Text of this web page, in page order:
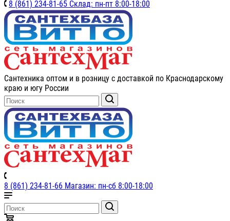
8 (861) 234-81-65 Склад: пн-пт 8:00-18:00
Сантехника оптом и в розницу с доставкой по Краснодарскому
краю и югу России
8 (861) 234-81-66 Магазин: пн-сб 8:00-18:00